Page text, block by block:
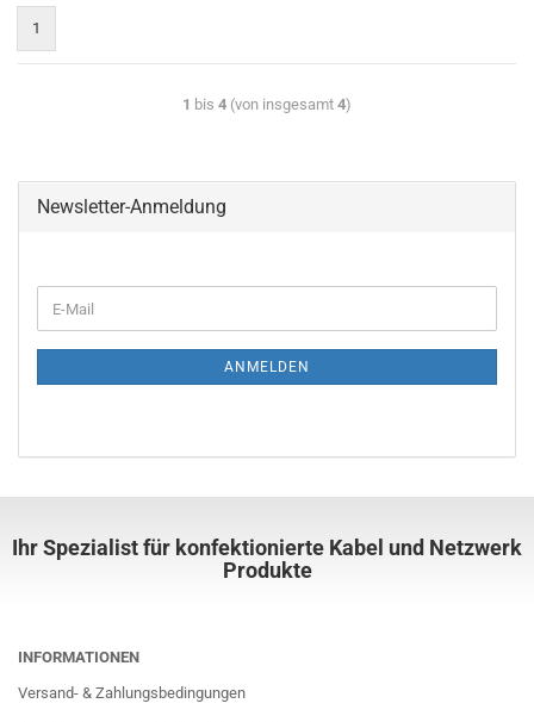
1
1 bis 4 (von insgesamt 4)
Newsletter-Anmeldung
ANMELDEN
Ihr Spezialist für konfektionierte Kabel und Netzwerk
Produkte
INFORMATIONEN
Versand- & Zahlungsbedingungen